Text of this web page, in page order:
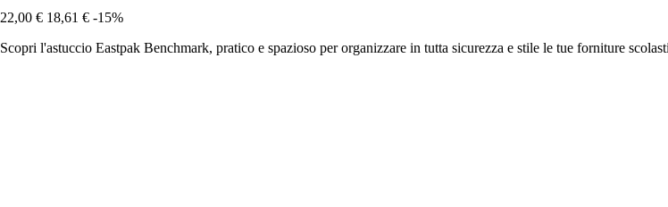
22,00 € 18,61 € -15%
Scopri l'astuccio Eastpak Benchmark, pratico e spazioso per organizzare in tutta sicurezza e stile le tue forniture